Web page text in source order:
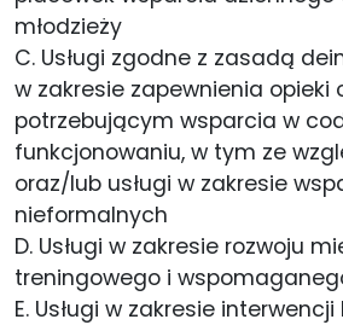
młodzieży
C. Usługi zgodne z zasadą
w zakresie zapewnienia opieki
potrzebującym wsparcia w
funkcjonowaniu, w tym ze
oraz/lub usługi w zakresie
nieformalnych
D. Usługi w zakresie rozwoju
treningowego i
E. Usługi w zakresie